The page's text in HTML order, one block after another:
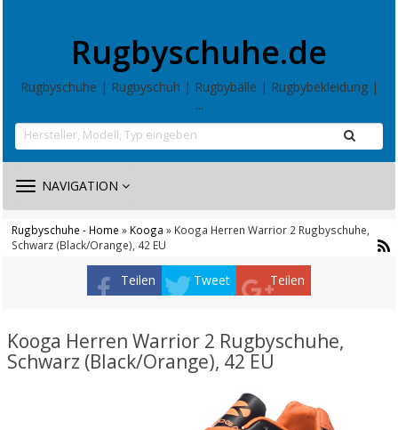
Rugbyschuhe.de
Rugbyschuhe | Rugbyschuh | Rugbybälle | Rugbybekleidung |
...
TOGGLE
NAVIGATION
Rugbyschuhe - Home » Kooga » Kooga Herren Warrior 2 Rugbyschuhe,
Schwarz (Black/Orange), 42 EU
Teilen Tweet Teilen
Kooga Herren Warrior 2 Rugbyschuhe,
Schwarz (Black/Orange), 42 EU